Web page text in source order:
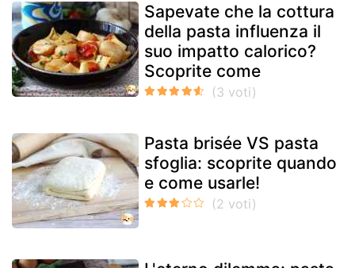
Sapevate che la cottura
della pasta influenza il
suo impatto calorico?
Scoprite come
Pasta brisée VS pasta
sfoglia: scoprite quando
e come usarle!